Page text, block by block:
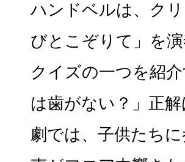
ハンドベルは、ク
びとこぞりて」を
クイズの一つを紹
は歯がない？」正
劇では、子供たち